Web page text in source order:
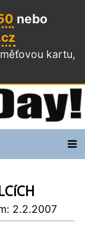
nebo
kartu,
2.2.2007